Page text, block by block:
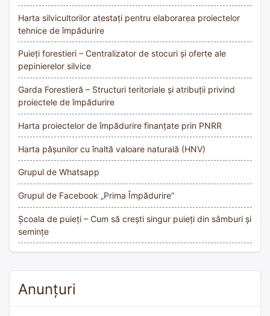
Harta silvicultorilor atestați pentru elaborarea proiectelor
tehnice de împădurire
Puieți forestieri – Centralizator de stocuri și oferte ale
pepinierelor silvice
Garda Forestieră – Structuri teritoriale și atribuții privind
proiectele de împădurire
Harta proiectelor de împădurire finanțate prin PNRR
Harta pășunilor cu înaltă valoare naturală (HNV)
Grupul de Whatsapp
Grupul de Facebook „Prima Împădurire”
Școala de puieți – Cum să crești singur puieți din sâmburi și
semințe
Anunțuri